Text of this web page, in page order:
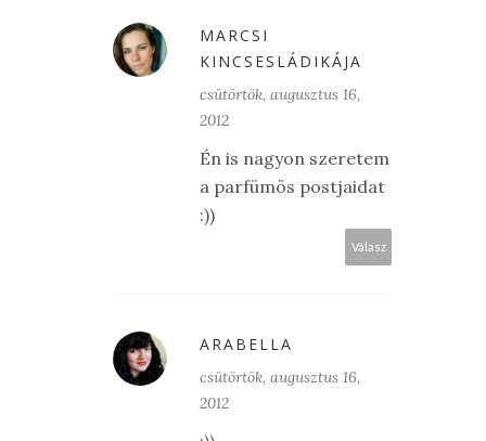
MARCSI
KINCSESLÁDIKÁJA
csütörtök, augusztus 16,
2012
Én is nagyon szeretem
a parfümös postjaidat
:))
Válasz
ARABELLA
csütörtök, augusztus 16,
2012